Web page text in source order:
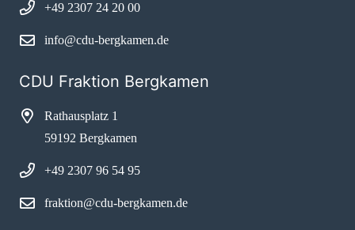
+49 2307 24 20 00
info@cdu-bergkamen.de
CDU Fraktion Bergkamen
Rathausplatz 1
59192 Bergkamen
+49 2307 96 54 95
fraktion@cdu-bergkamen.de